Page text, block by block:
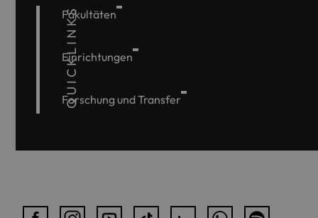
QUICKLINKS
Fakultäten
Einrichtungen
Forschung und Transfer